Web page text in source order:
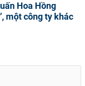
Hoa Hồng
một công ty khác